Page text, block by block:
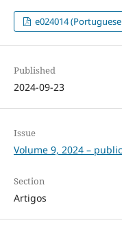
e024014
Published
2024-09-23
Issue
Volume 9, 2024 –
Section
Artigos